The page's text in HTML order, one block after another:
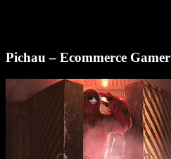
Pichau – Ecommerce Gamer